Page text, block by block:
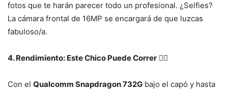
fotos que te harán parecer todo un profesional. ¿Selfies?
La cámara frontal de 16MP se encargará de que luzcas
fabuloso/a.
4. Rendimiento: Este Chico Puede Correr 🏃‍♂️
Con el Qualcomm Snapdragon 732G bajo el capó y hasta